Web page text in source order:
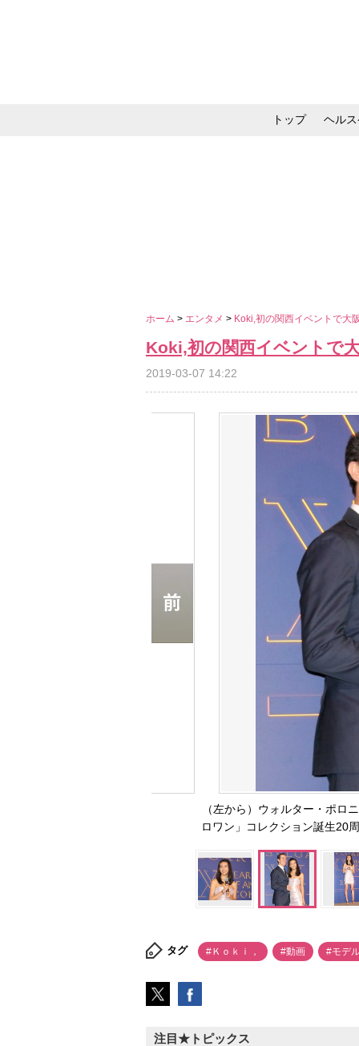
トップ ヘル
ホーム > エンタメ > Koki,初の関西イベントで
Koki,初の関西イベントで
2019-03-07 14:22
（左から）ウォルター・ポロ
ロワン」コレクション誕生20
タグ #Ｋｏｋｉ， #動画 #モデ
注目★トピックス